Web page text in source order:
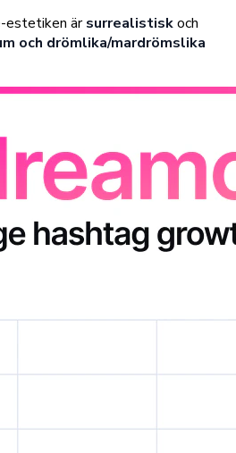
estetiken ärsurrealistiskoch
och drömlika/mardrömslika